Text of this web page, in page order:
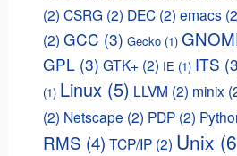
(2) CSRG (2) DEC(2) emacs
(2) GCC (3) Gecko(1)
GPL(3) GTK+ (2) IE (1) ITS
(1) Linux (5) LLVM (2) minix
(2) Netscape (2) PDP(2)
RMS (4) TCP/IP(2) Unix